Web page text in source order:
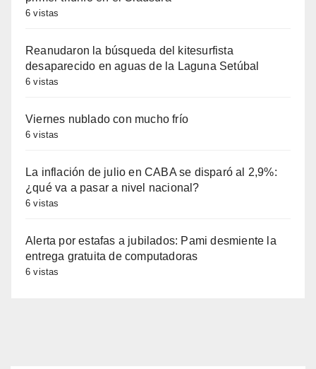
6 vistas
Reanudaron la búsqueda del kitesurfista
desaparecido en aguas de la Laguna Setúbal
6 vistas
Viernes nublado con mucho frío
6 vistas
La inflación de julio en CABA se disparó al 2,9%:
¿qué va a pasar a nivel nacional?
6 vistas
Alerta por estafas a jubilados: Pami desmiente la
entrega gratuita de computadoras
6 vistas